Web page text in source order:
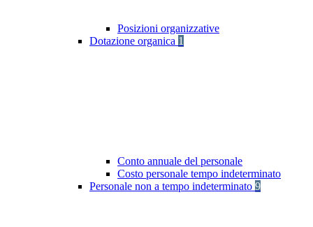
Posizioni organizzative
Dotazione organica 1
Conto annuale del personale
Costo personale tempo indeterminato
Personale non a tempo indeterminato 9